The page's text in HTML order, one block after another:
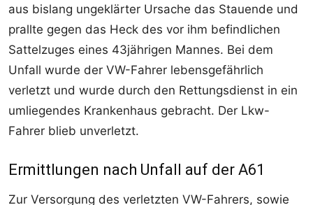
aus bislang ungeklärter Ursache das Stauende und
prallte gegen das Heck des vor ihm befindlichen
Sattelzuges eines 43jährigen Mannes. Bei dem
Unfall wurde der VW-Fahrer lebensgefährlich
verletzt und wurde durch den Rettungsdienst in ein
umliegendes Krankenhaus gebracht. Der Lkw-
Fahrer blieb unverletzt.
Ermittlungen nach Unfall auf der A61
Zur Versorgung des verletzten VW-Fahrers, sowie